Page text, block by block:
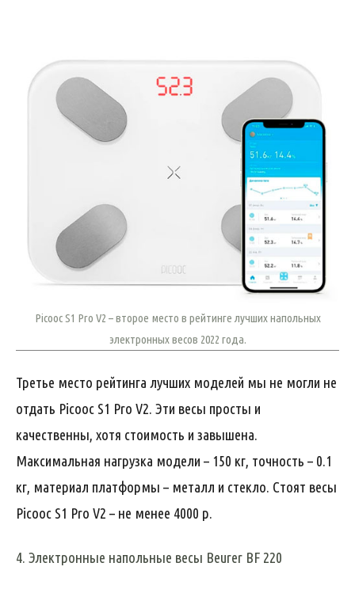
Picooc S1 Pro V2 – второе место в рейтинге лучших напольных
электронных весов 2022 года.
Третье место рейтинга лучших моделей мы не могли не
отдать Picooc S1 Pro V2. Эти весы просты и
качественны, хотя стоимость и завышена.
Максимальная нагрузка модели – 150 кг, точность – 0.1
кг, материал платформы – металл и стекло. Стоят весы
Picooc S1 Pro V2 – не менее 4000 р.
4. Электронные напольные весы Beurer BF 220